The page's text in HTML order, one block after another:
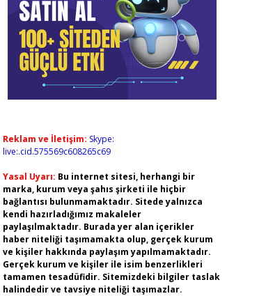
Reklam ve İletişim: Skype:
live:.cid.575569c608265c69
Yasal Uyarı: Bu internet sitesi, herhangi bir
marka, kurum veya şahıs şirketi ile hiçbir
bağlantısı bulunmamaktadır. Sitede yalnızca
kendi hazırladığımız makaleler
paylaşılmaktadır. Burada yer alan içerikler
haber niteliği taşımamakta olup, gerçek kurum
ve kişiler hakkında paylaşım yapılmamaktadır.
Gerçek kurum ve kişiler ile isim benzerlikleri
tamamen tesadüfidir. Sitemizdeki bilgiler taslak
halindedir ve tavsiye niteliği taşımazlar.